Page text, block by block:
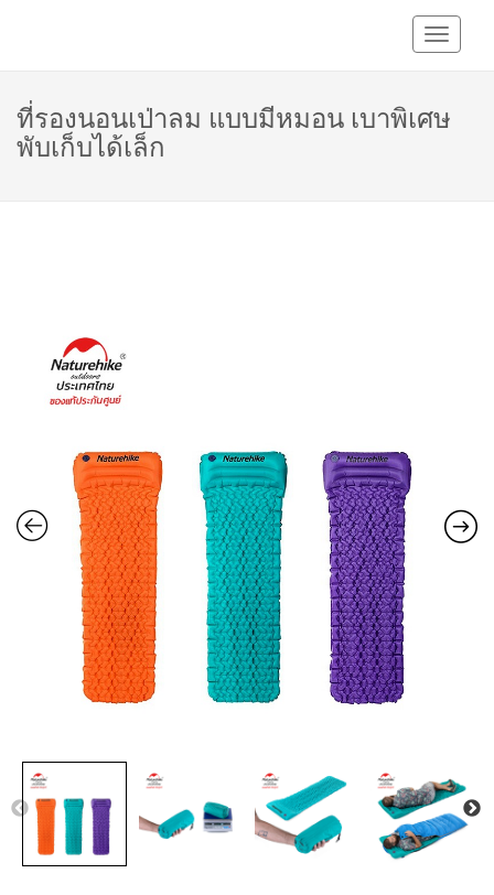
Toggle
ที่รองนอนเป่าลม แบบมีหมอน เบาพิเศษ
พับเก็บได้เล็ก